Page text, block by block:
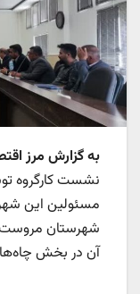
به گزارش مرز
نشست کارگروه
مسئولین این
آن در بخش